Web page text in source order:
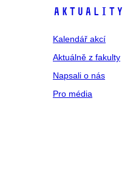
Aktuality
Kalendář akcí
Aktuálně z fakulty
Napsali o nás
Pro média